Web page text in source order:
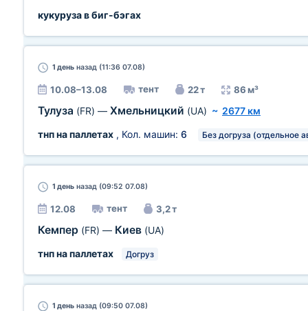
кукуруза в биг-бэгах
1 день назад (11:36 07.08)
10.08–13.08 тент 22 т 86 м³
Тулуза (FR) — Хмельницкий (UA) ~ 2677 км
тнп на паллетах , Кол. машин: 6 Без догруза (отдельное
1 день назад (09:52 07.08)
12.08 тент 3,2 т
Кемпер (FR) — Киев (UA)
тнп на паллетах
Догруз
1 день назад (09:50 07.08)